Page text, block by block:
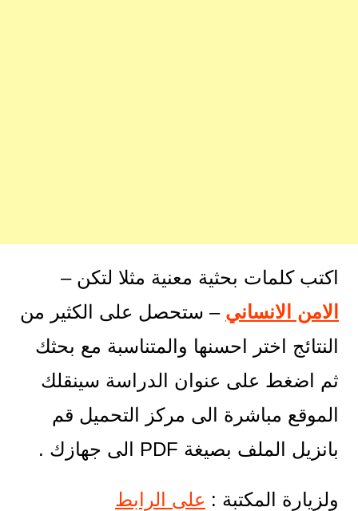
اكتب كلمات بحثية معنية مثلا لتكن –
الامن الانساني – ستحصل على الكثير من
النتائج اختر احسنها والمتناسبة مع بحثك
ثم اضغط على عنوان الدراسة سينقلك
الموقع مباشرة الى مركز التحميل قم
بانزيل الملف بصيغة PDF الى جهازك .
ولزيارة المكتبة : على الرابط